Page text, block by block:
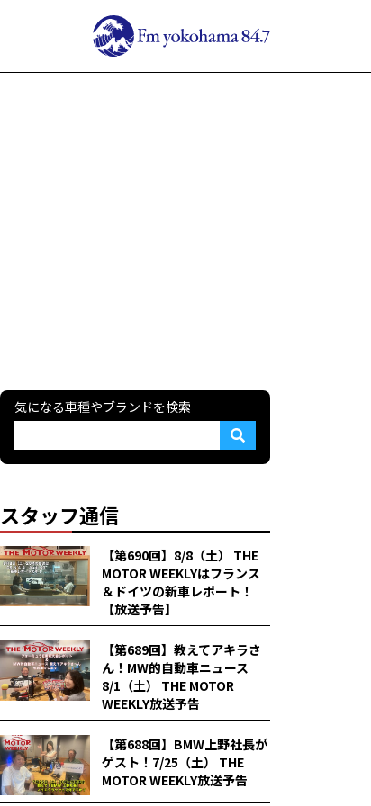
気になる車種やブランドを検索
スタッフ通信
【第690回】8/8（土） THE
MOTOR WEEKLYはフランス
＆ドイツの新車レポート！
【放送予告】
【第689回】教えてアキラさ
ん！MW的自動車ニュース
8/1（土） THE MOTOR
WEEKLY放送予告
【第688回】BMW上野社長が
ゲスト！7/25（土） THE
MOTOR WEEKLY放送予告